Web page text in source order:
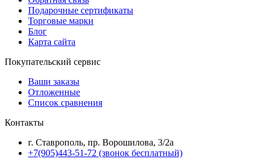
Подарочные сертификаты
Торговые марки
Блог
Карта сайта
Покупательский сервис
Ваши заказы
Отложенные
Список сравнения
Контакты
г. Ставрополь, пр. Ворошилова, 3/2а
+7(905)443-51-72 (звонок бесплатный)